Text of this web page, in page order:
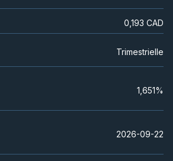
0,193 CAD
Trimestrielle
1,651%
2026-09-22